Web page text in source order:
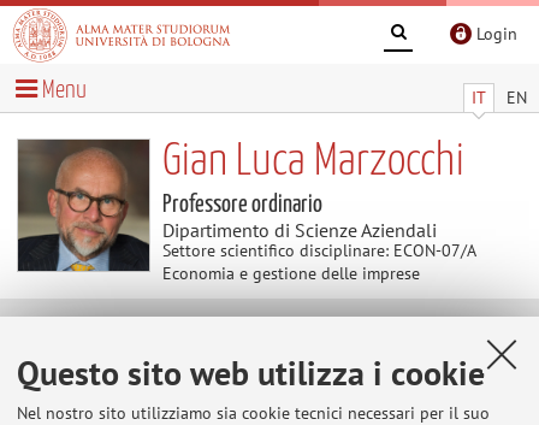
Questo sito web utilizza i cookie
Nel nostro sito utilizziamo sia cookie tecnici necessari per il suo
Login
IT EN
Menu
Gian Luca Marzocchi
Professore ordinario
Dipartimento di Scienze Aziendali
Settore scientifico disciplinare: ECON-07/A
Economia e gestione delle imprese
Contenuti utili
Al momento non sono presenti contenuti.